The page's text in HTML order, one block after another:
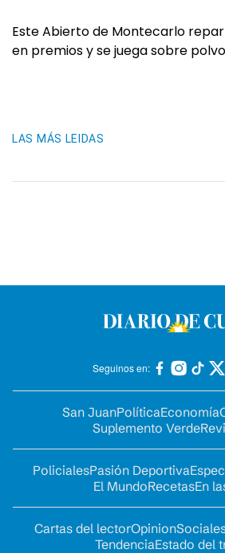
Este Abierto de Montecarlo
en premios y se juega sobre
LAS MÁS LEIDAS
Seguinos en:
San JuanPolíticaEconomía
Suplemento Verde
PolicialesPasión Deportiva
El MundoRecetasEn
Cartas del lectorOpinion
TendenciaEstado del